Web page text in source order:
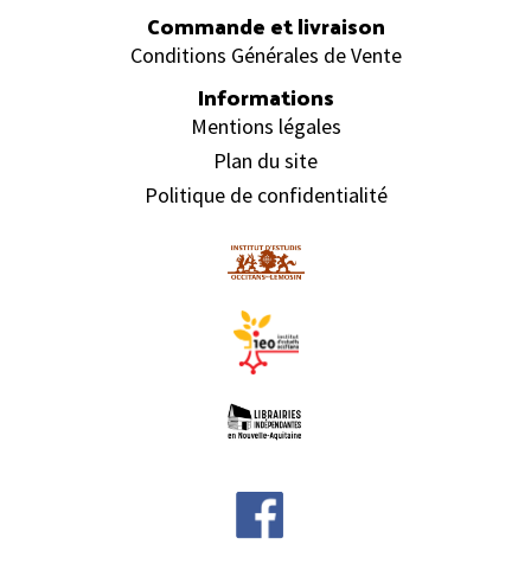
Commande et livraison
Conditions Générales de Vente
Informations
Mentions légales
Plan du site
Politique de confidentialité